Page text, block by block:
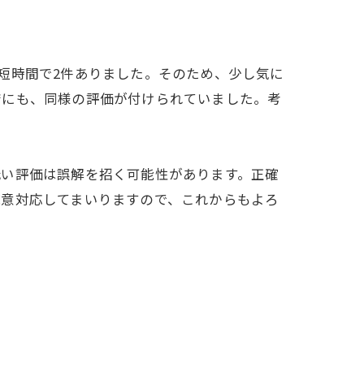
間で2件ありました。そのため、少し気に
も、同様の評価が付けられていました。考
評価は誤解を招く可能性があります。正確
対応してまいりますので、これからもよろ